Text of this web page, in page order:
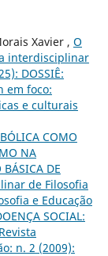
Xavier , O
interdisciplinar
DOSSIÊ:
em foco:
e culturais
COMO
NA
BÁSICA DE
de Filosofia
e Educação
SOCIAL:
n. 2 (2009):